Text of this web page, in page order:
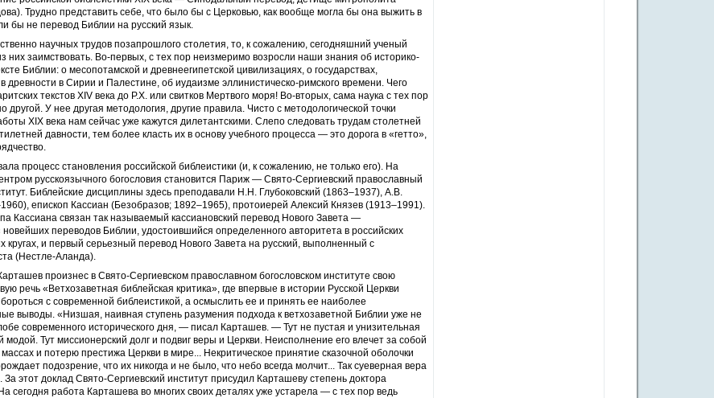
Трудно представить себе, что было бы с Церковью, как вообще могла бы она выжить в
бы не перевод Библии на русский язык.
научных трудов позапрошлого столетия, то, к сожалению, сегодняшний ученый
них заимствовать. Во-первых, с тех пор неизмеримо возросли наши знания об историко-
Библии: о месопотамской и древнеегипетской цивилизациях, о государствах,
древности в Сирии и Палестине, об иудаизме эллинистическо-римского времени. Чего
текстов XIV века до Р.Х. или свитков Мертвого моря! Во-вторых, сама наука с тех пор
другой. У нее другая методология, другие правила. Чисто с методологической точки
XIX века нам сейчас уже кажутся дилетантскими. Слепо следовать трудам столетней
давности, тем более класть их в основу учебного процесса — это дорога в «гетто»,
процесс становления российской библеистики (и, к сожалению, не только его). На
русскоязычного богословия становится Париж — Свято-Сергиевский православный
Библейские дисциплины здесь преподавали Н.Н. Глубоковский (1863–1937), А.В.
епископ Кассиан (Безобразов; 1892–1965), протоиерей Алексий Князев (1913–1991).
Кассиана связан так называемый кассиановский перевод Нового Завета —
переводов Библии, удостоившийся определенного авторитета в российских
кругах, и первый серьезный перевод Нового Завета на русский, выполненный с
(Нестле-Аланда).
произнес в Свято-Сергиевском православном богословском институте свою
речь «Ветхозаветная библейская критика», где впервые в истории Русской Церкви
с современной библеистикой, а осмыслить ее и принять ее наиболее
выводы. «Низшая, наивная ступень разумения подхода к ветхозаветной Библии уже не
современного исторического дня, — писал Карташев. — Тут не пустая и унизительная
модой. Тут миссионерский долг и подвиг веры и Церкви. Неисполнение его влечет за собой
и потерю престижа Церкви в мире... Некритическое принятие сказочной оболочки
подозрение, что их никогда и не было, что небо всегда молчит... Так суеверная вера
За этот доклад Свято-Сергиевский институт присудил Карташеву степень доктора
сегодня работа Карташева во многих своих деталях уже устарела — с тех пор ведь